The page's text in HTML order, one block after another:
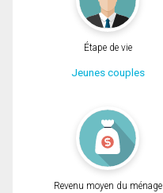
Étape de vie
Jeunes couples
Revenu moyen du ménage